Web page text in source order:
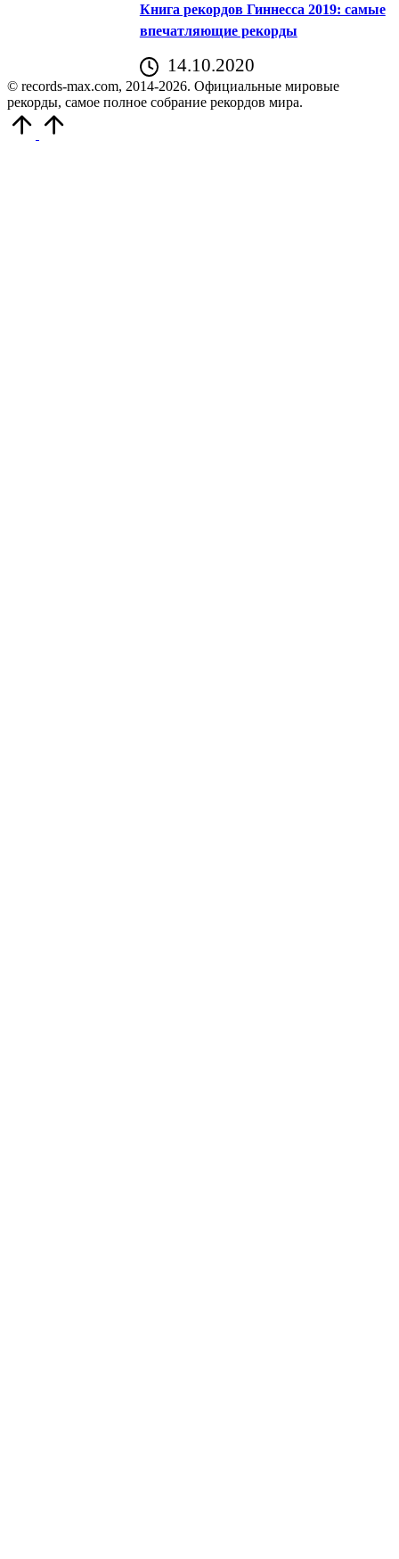
Книга рекордов Гиннесса 2019: самые
впечатляющие рекорды
14.10.2020
© records-max.com, 2014-2026. Официальные мировые
рекорды, самое полное собрание рекордов мира.